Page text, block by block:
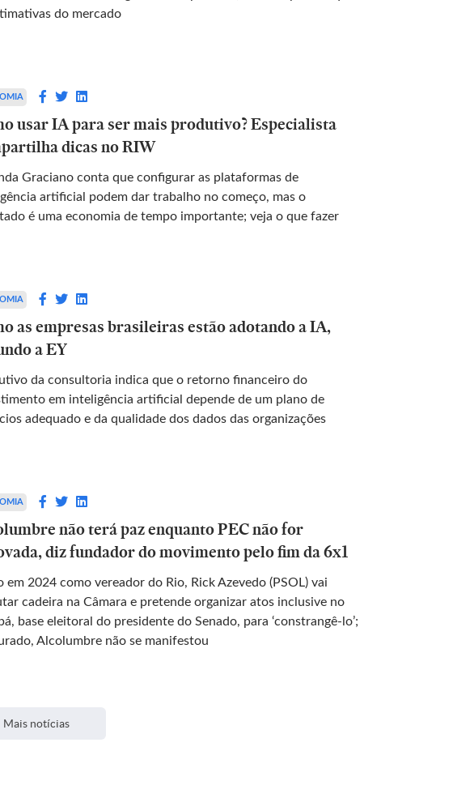
do mercado
usar IA para ser mais produtivo? Especialista
dicas no RIW
Graciano conta que configurar as plataformas de
artificial podem dar trabalho no começo, mas o
é uma economia de tempo importante; veja o que fazer
as empresas brasileiras estão adotando a IA,
a EY
da consultoria indica que o retorno financeiro do
em inteligência artificial depende de um plano de
adequado e da qualidade dos dados das organizações
não terá paz enquanto PEC não for
diz fundador do movimento pelo fim da 6x1
em 2024 como vereador do Rio, Rick Azevedo (PSOL) vai
cadeira na Câmara e pretende organizar atos inclusive no
base eleitoral do presidente do Senado, para ‘constrangê-lo’;
Alcolumbre não se manifestou
Mais notícias